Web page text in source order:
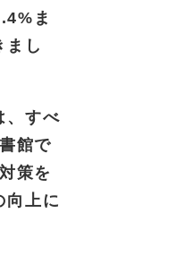
ま
まし
、すべ
館で
策を
向上に